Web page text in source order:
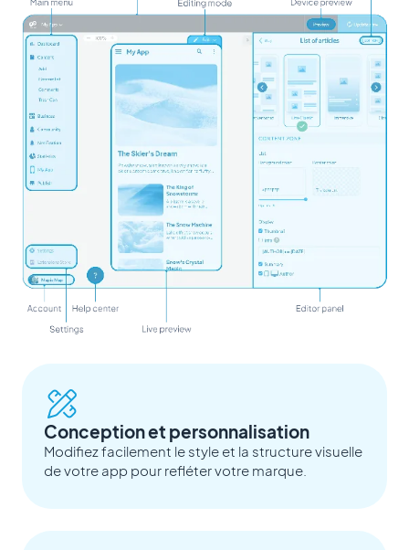
Conception et personnalisation
Modifiez facilement le style et la structure visuelle
de votre app pour refléter votre marque.